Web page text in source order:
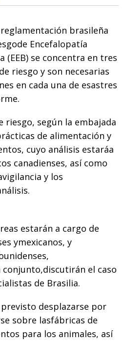
brasileña
Encefalopatía
(EEB) se concentra en tres
riesgo y son necesarias
en cada una de esastres
riesgo, según la embajada
de alimentación y
cuyo análisis estaráa
canadienses, así como
y los
estarán a cargo de
ymexicanos, y
conjunto,discutirán el caso
de Brasilia.
desplazarse por
sobre lasfábricas de
para los animales, así